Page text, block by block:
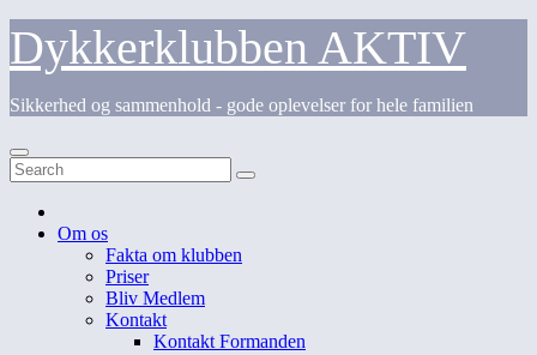
Skip
content
Dykkerklubben AKTIV
Sikkerhed og sammenhold - gode oplevelser for hele familien
Om os
Fakta om klubben
Priser
Bliv Medlem
Kontakt
Kontakt Formanden